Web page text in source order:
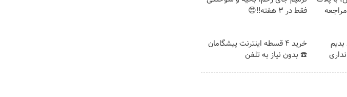
فقط در 3 هفته!!😍
خرید 4 قسطه اینترنت پیشگامان
☎️ بدون نیاز به تلفن